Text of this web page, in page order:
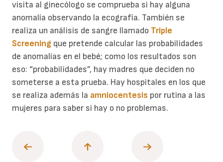
visita al ginecólogo se comprueba si hay alguna
anomalía observando la ecografía. También se
realiza un análisis de sangre llamado Triple
Screening que pretende calcular las probabilidades
de anomalías en el bebé; como los resultados son
eso: “probabilidades”, hay madres que deciden no
someterse a esta prueba. Hay hospitales en los que
se realiza además la amniocentesis por rutina a las
mujeres para saber si hay o no problemas.